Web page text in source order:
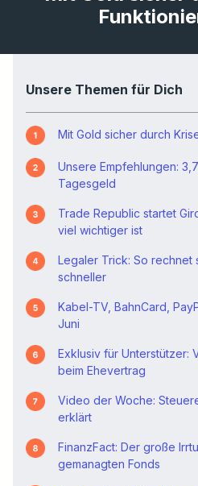
Unsere Themen für Dich
Mit Gold sicher durch
Unsere Empfehlungen:
Tagesgeld
Trade Republic startet
viel wichtiger ist
Legaler Trick: So rechnet
schneller
Kabel-TV, BahnCard,
Juni
Exklusiv für Unterstützer:
beim Ehevertrag
Video der Woche:
erklärt
FinanzFact: Der große
gemanagten Fonds